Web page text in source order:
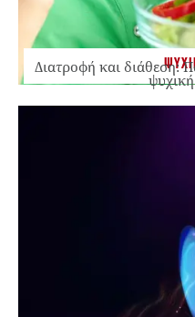
Διατροφή και διάθεση: